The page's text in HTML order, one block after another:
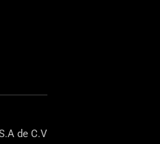
de C.V